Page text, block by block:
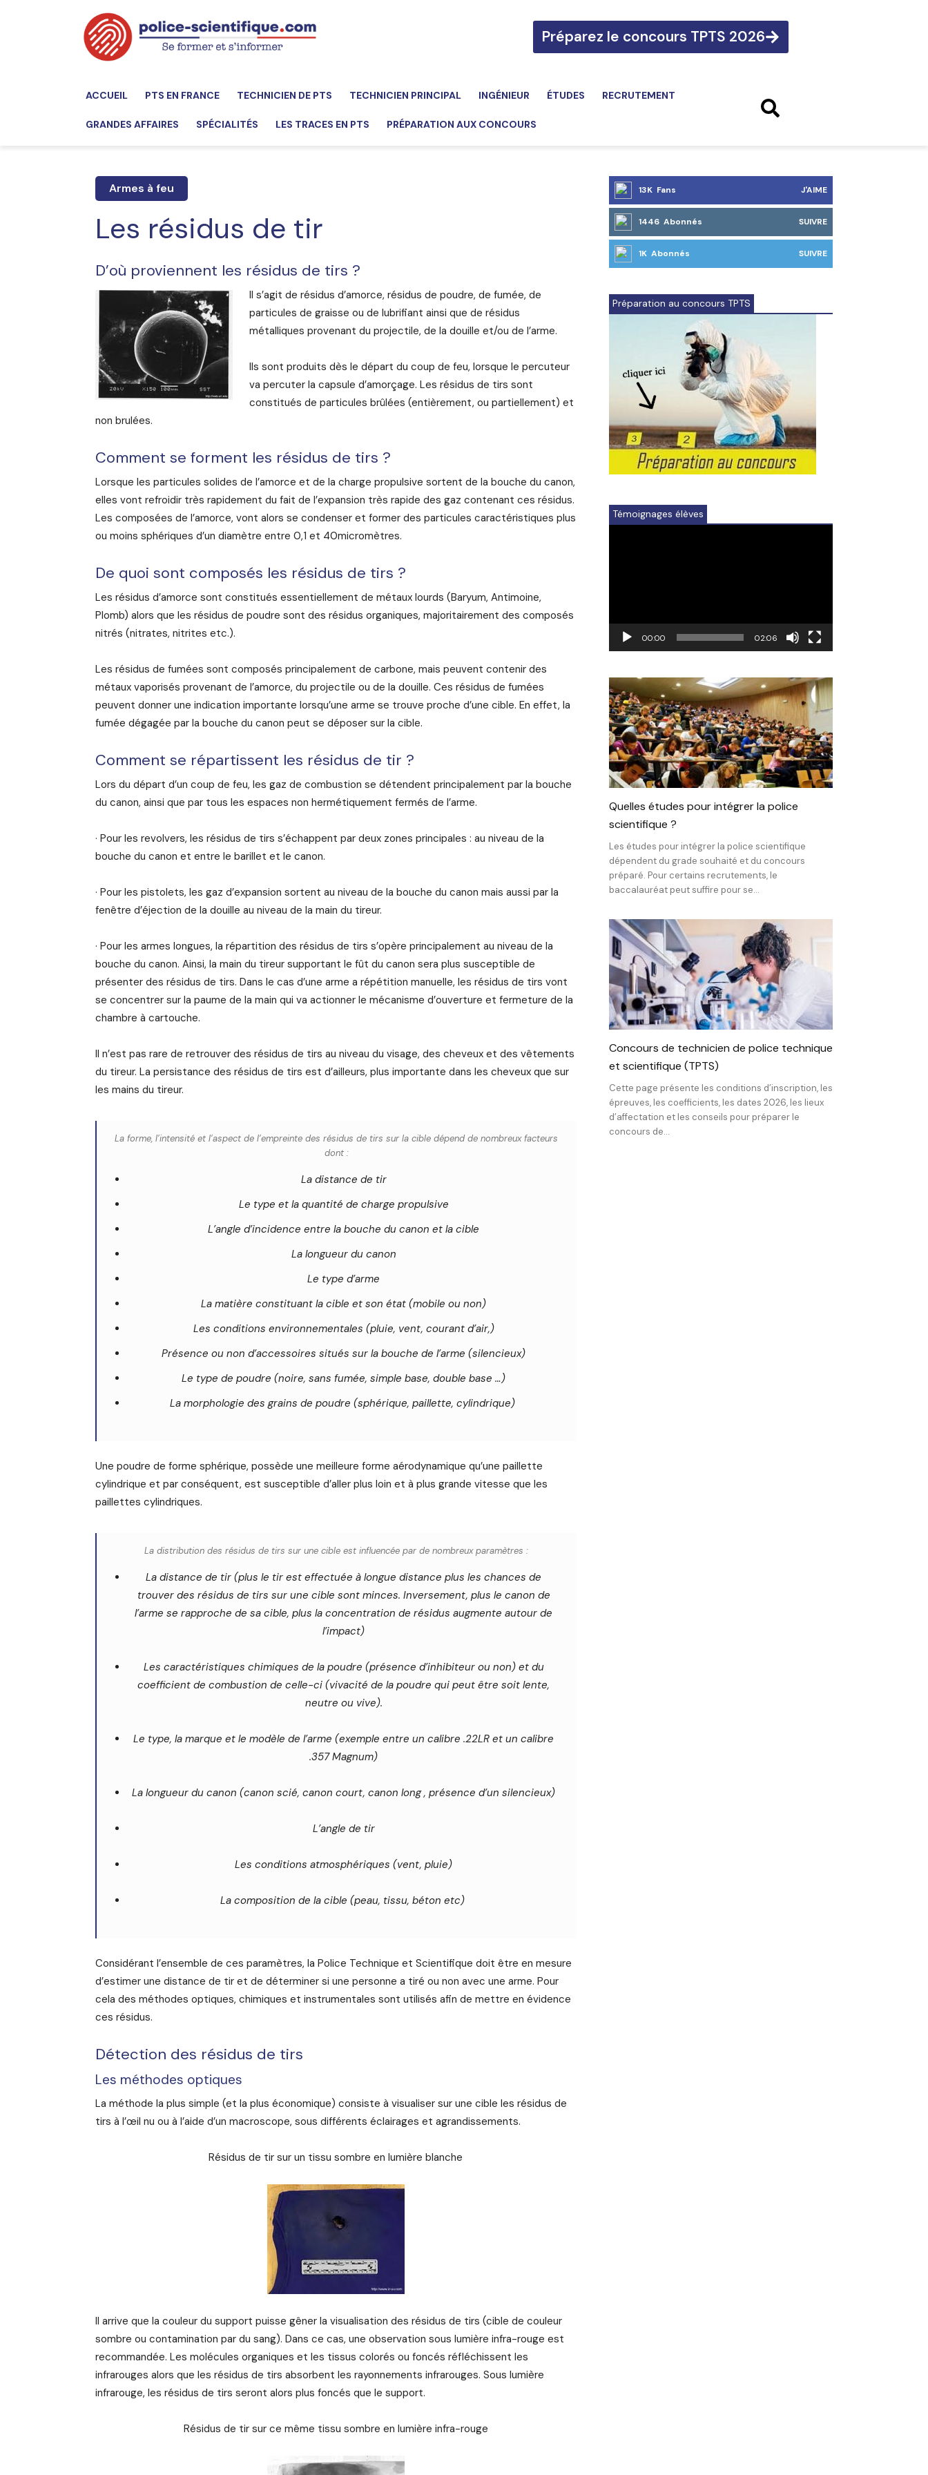
Préparez le concours TPTS 2026
ACCUEIL PTS EN FRANCE TECHNICIEN DE PTS TECHNICIEN PRINCIPAL INGÉNIEUR ÉTUDES RECRUTEMENT
GRANDES AFFAIRES SPÉCIALITÉS LES TRACES EN PTS PRÉPARATION AUX CONCOURS
Armes à feu
Les résidus de tir
D’où proviennent les résidus de tirs ?
Il s’agit de résidus d’amorce, résidus de poudre, de fumée, de
particules de graisse ou de lubrifiant ainsi que de résidus
métalliques provenant du projectile, de la douille et/ou de l’arme.
Ils sont produits dès le départ du coup de feu, lorsque le percuteur
va percuter la capsule d’amorçage. Les résidus de tirs sont
constitués de particules brûlées (entièrement, ou partiellement) et
non brulées.
Comment se forment les résidus de tirs ?
Lorsque les particules solides de l’amorce et de la charge propulsive sortent de la bouche du canon,
elles vont refroidir très rapidement du fait de l’expansion très rapide des gaz contenant ces résidus.
Les composées de l’amorce, vont alors se condenser et former des particules caractéristiques plus
ou moins sphériques d’un diamètre entre 0,1 et 40micromètres.
De quoi sont composés les résidus de tirs ?
Les résidus d’amorce sont constitués essentiellement de métaux lourds (Baryum, Antimoine,
Plomb) alors que les résidus de poudre sont des résidus organiques, majoritairement des composés
nitrés (nitrates, nitrites etc.).
Les résidus de fumées sont composés principalement de carbone, mais peuvent contenir des
métaux vaporisés provenant de l’amorce, du projectile ou de la douille. Ces résidus de fumées
peuvent donner une indication importante lorsqu’une arme se trouve proche d’une cible. En effet, la
fumée dégagée par la bouche du canon peut se déposer sur la cible.
Comment se répartissent les résidus de tir ?
Lors du départ d’un coup de feu, les gaz de combustion se détendent principalement par la bouche
du canon, ainsi que par tous les espaces non hermétiquement fermés de l’arme.
· Pour les revolvers, les résidus de tirs s’échappent par deux zones principales : au niveau de la
bouche du canon et entre le barillet et le canon.
· Pour les pistolets, les gaz d’expansion sortent au niveau de la bouche du canon mais aussi par la
fenêtre d’éjection de la douille au niveau de la main du tireur.
· Pour les armes longues, la répartition des résidus de tirs s’opère principalement au niveau de la
bouche du canon. Ainsi, la main du tireur supportant le fût du canon sera plus susceptible de
présenter des résidus de tirs. Dans le cas d’une arme a répétition manuelle, les résidus de tirs vont
se concentrer sur la paume de la main qui va actionner le mécanisme d’ouverture et fermeture de la
chambre à cartouche.
Il n’est pas rare de retrouver des résidus de tirs au niveau du visage, des cheveux et des vêtements
du tireur. La persistance des résidus de tirs est d’ailleurs, plus importante dans les cheveux que sur
les mains du tireur.
La forme, l’intensité et l’aspect de l’empreinte des résidus de tirs sur la cible dépend de nombreux facteurs
dont :
La distance de tir
Le type et la quantité de charge propulsive
L’angle d’incidence entre la bouche du canon et la cible
La longueur du canon
Le type d’arme
La matière constituant la cible et son état (mobile ou non)
Les conditions environnementales (pluie, vent, courant d’air,)
Présence ou non d’accessoires situés sur la bouche de l’arme (silencieux)
Le type de poudre (noire, sans fumée, simple base, double base …)
La morphologie des grains de poudre (sphérique, paillette, cylindrique)
Une poudre de forme sphérique, possède une meilleure forme aérodynamique qu’une paillette
cylindrique et par conséquent, est susceptible d’aller plus loin et à plus grande vitesse que les
paillettes cylindriques.
La distribution des résidus de tirs sur une cible est influencée par de nombreux paramètres :
La distance de tir (plus le tir est effectuée à longue distance plus les chances de
trouver des résidus de tirs sur une cible sont minces. Inversement, plus le canon de
l’arme se rapproche de sa cible, plus la concentration de résidus augmente autour de
l’impact)
Les caractéristiques chimiques de la poudre (présence d’inhibiteur ou non) et du
coefficient de combustion de celle-ci (vivacité de la poudre qui peut être soit lente,
neutre ou vive).
Le type, la marque et le modèle de l’arme (exemple entre un calibre .22LR et un calibre
.357 Magnum)
La longueur du canon (canon scié, canon court, canon long , présence d’un silencieux)
L’angle de tir
Les conditions atmosphériques (vent, pluie)
La composition de la cible (peau, tissu, béton etc)
Considérant l’ensemble de ces paramètres, la Police Technique et Scientifique doit être en mesure
d’estimer une distance de tir et de déterminer si une personne a tiré ou non avec une arme. Pour
cela des méthodes optiques, chimiques et instrumentales sont utilisés afin de mettre en évidence
ces résidus.
Détection des résidus de tirs
Les méthodes optiques
La méthode la plus simple (et la plus économique) consiste à visualiser sur une cible les résidus de
tirs à l’œil nu ou à l’aide d’un macroscope, sous différents éclairages et agrandissements.
Résidus de tir sur un tissu sombre en lumière blanche
Il arrive que la couleur du support puisse gêner la visualisation des résidus de tirs (cible de couleur
sombre ou contamination par du sang). Dans ce cas, une observation sous lumière infra-rouge est
recommandée. Les molécules organiques et les tissus colorés ou foncés réfléchissent les
infrarouges alors que les résidus de tirs absorbent les rayonnements infrarouges. Sous lumière
infrarouge, les résidus de tirs seront alors plus foncés que le support.
Résidus de tir sur ce même tissu sombre en lumière infra-rouge
13K Fans J'AIME
1446 Abonnés SUIVRE
1K Abonnés SUIVRE
Préparation au concours TPTS
Témoignages élèves
00:00 02:06
Quelles études pour intégrer la police
scientifique ?
Les études pour intégrer la police scientifique
dépendent du grade souhaité et du concours
préparé. Pour certains recrutements, le
baccalauréat peut suffire pour se...
Concours de technicien de police technique
et scientifique (TPTS)
Cette page présente les conditions d’inscription, les
épreuves, les coefficients, les dates 2026, les lieux
d’affectation et les conseils pour préparer le
concours de...